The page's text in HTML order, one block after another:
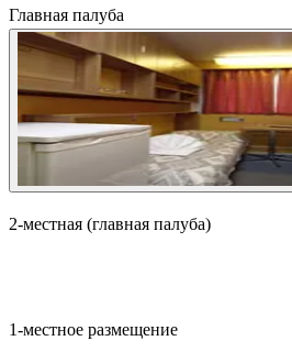
Главная палуба
2-местная (главная палуба)
1-местное размещение